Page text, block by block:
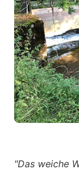
"Das weiche